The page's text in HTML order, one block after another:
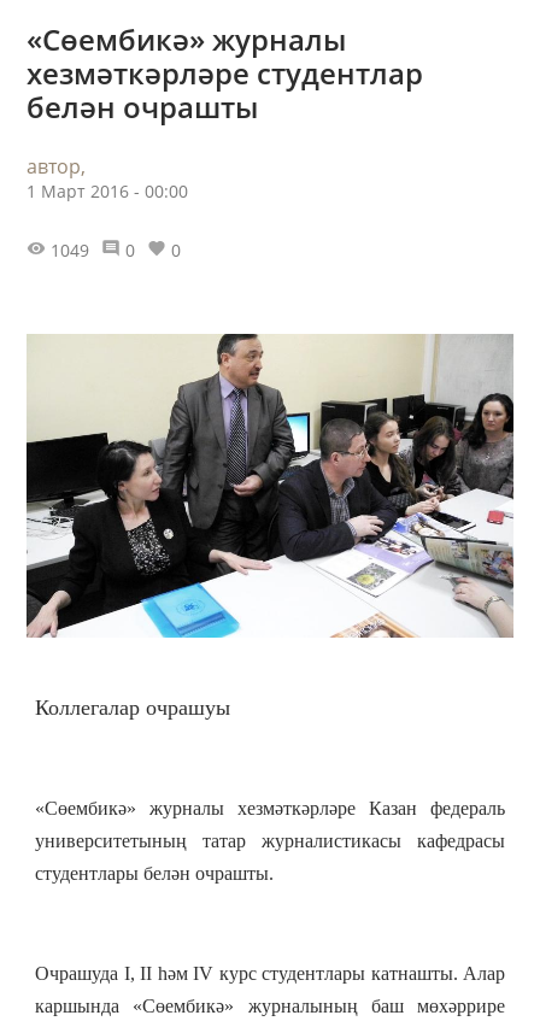
«Сөембикә» журналы
хезмәткәрләре студентлар
белән очрашты
автор,
1 Март 2016 - 00:00
1049 0 0
Коллегалар очрашуы
«Сөембикә» журналы хезмәткәрләре Казан федераль
университетының татар журналистикасы кафедрасы
студентлары белән очрашты.
Очрашуда I, II һәм IV курс студентлары катнашты. Алар
каршында «Сөембикә» журналының баш мөхәррире